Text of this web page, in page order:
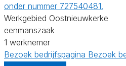
onder nummer 727540481.
Werkgebied Oostnieuwkerke
eenmanszaak
1 werknemer
Bezoek bedrijfspagina Bezoek